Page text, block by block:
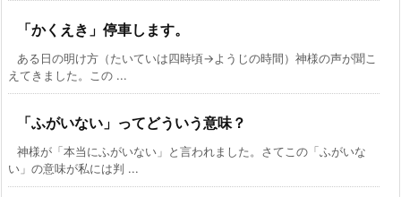
「かくえき」停車します。
ある日の明け方（たいていは四時頃→ようじの時間）神様の声が聞こ
えてきました。この ...
「ふがいない」ってどういう意味？
神様が「本当にふがいない」と言われました。さてこの「ふがいな
い」の意味が私には判 ...